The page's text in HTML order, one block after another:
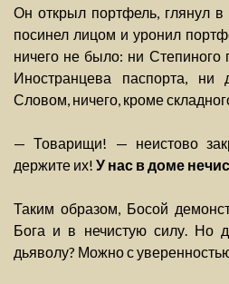
Он открыл портфель, глянул в
посинел лицом и уронил
ничего не было: ни Степиного
Иностранцева паспорта, ни
Словом, ничего, кроме
— Товарищи! — неистово
держите их! У нас в доме
Таким образом, Босой
Бога и в нечистую силу. Но
дьяволу? Можно с уверенностью